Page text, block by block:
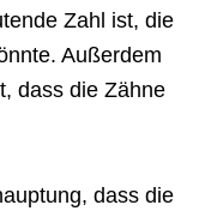
Zahl ist, die
Außerdem
dass die Zähne
dass die